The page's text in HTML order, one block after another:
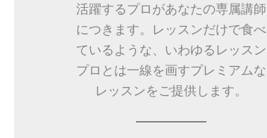
活躍するプロがあなたの専属講師
につきます。レッスンだけで食べ
ているような、いわゆるレッスン
プロとは一線を画すプレミアムな
レッスンをご提供します。